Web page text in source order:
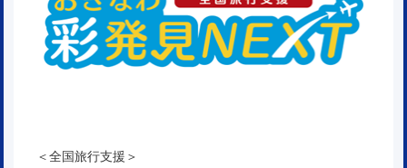
＜全国旅行支援＞